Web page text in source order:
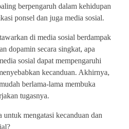
berpengaruh dalam kehidupan
ponsel dan juga media sosial.
di media sosial berdampak
dopamin secara singkat, apa
sosial dapat mempengaruhi
kecanduan. Akhirnya,
berlama-lama membuka
tugasnya.
untuk mengatasi kecanduan dan